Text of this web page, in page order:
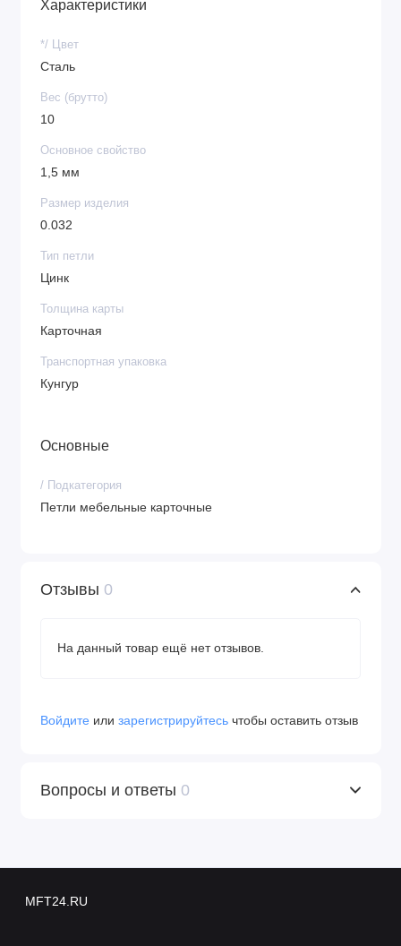
Характеристики
*/ Цвет
Сталь
Вес (брутто)
10
Основное свойство
1,5 мм
Размер изделия
0.032
Тип петли
Цинк
Толщина карты
Карточная
Транспортная упаковка
Кунгур
Основные
/ Подкатегория
Петли мебельные карточные
Отзывы 0
На данный товар ещё нет отзывов.
Войдите или зарегистрируйтесь чтобы оставить отзыв
Вопросы и ответы 0
MFT24.RU